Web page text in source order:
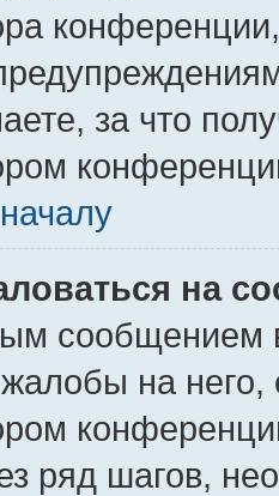
за что
на
сообщением
на
ряд шагов,